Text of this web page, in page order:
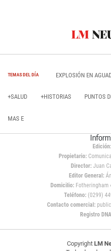
TEMAS DEL DÍA EXPLOSIÓN EN
+SALUD +HISTORIAS PUNTOS
MAS E
Edición:
Propietario:
Director: Juan
Editor General:
Domicilio:Fotheringham
Teléfono: (0299)
Contacto comercial:
Registro
Copyright LM